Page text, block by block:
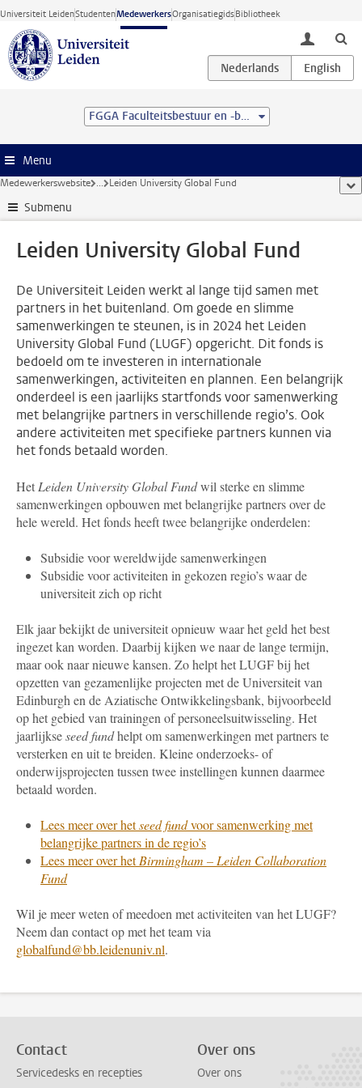
Ga direct naar de inhoud
Universiteit LeidenStudentenMedewerkersOrganisatiegidsBibliotheek
toggle
FGGA Faculteitsbestuur en -bureau
Menu
Medewerkerswebsite ... Leiden University Global Fund
Submenu
Leiden University Global Fund
De Universiteit Leiden werkt al lange tijd samen met
partners in het buitenland. Om goede en slimme
samenwerkingen te steunen, is in 2024 het Leiden
University Global Fund (LUGF) opgericht. Dit fonds is
bedoeld om te investeren in internationale
samenwerkingen, activiteiten en plannen. Een belangrijk
onderdeel is een jaarlijks startfonds voor samenwerking
met belangrijke partners in verschillende regio’s. Ook
andere activiteiten met specifieke partners kunnen via
het fonds betaald worden.
Het Leiden University Global Fundwil sterke en slimme
samenwerkingen opbouwen met belangrijke partners over de
hele wereld. Het fonds heeft twee belangrijke onderdelen:
Subsidie voor wereldwijde samenwerkingen
Subsidie voor activiteiten in gekozen regio’s waar de
universiteit zich op richt
Elk jaar bekijkt de universiteit opnieuw waar het geld het best
ingezet kan worden. Daarbij kijken we naar de lange termijn,
maar ook naar nieuwe kansen. Zo helpt het LUGF bij het
opzetten van gezamenlijke projecten met de Universiteit van
Edinburgh en de Aziatische Ontwikkelingsbank, bijvoorbeeld
op het gebied van trainingen of personeelsuitwisseling. Het
jaarlijkseseed fundhelpt om samenwerkingen met partners te
versterken en uit te breiden. Kleine onderzoeks- of
onderwijsprojecten tussen twee instellingen kunnen daarmee
betaald worden.
Lees meer over hetseed fundvoor samenwerking met
belangrijke partners in de regio’s
Lees meer over hetBirmingham – Leiden Collaboration
Fund
Wil je meer weten of meedoen met activiteiten van het LUGF?
Neem dan contact op met het team via
globalfund@bb.leidenuniv.nl.
Contact
Servicedesks en recepties
Over ons
Over ons